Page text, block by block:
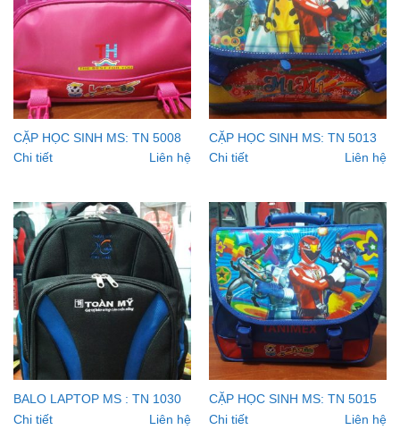
CẶP HỌC SINH MS: TN 5008
Chi tiết
Liên hệ
CẶP HỌC SINH MS: TN 5013
Chi tiết
Liên hệ
BALO LAPTOP MS : TN 1030
Chi tiết
Liên hệ
CẶP HỌC SINH MS: TN 5015
Chi tiết
Liên hệ